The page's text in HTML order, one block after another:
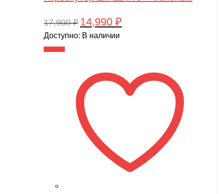
17,900₽ Первоначальная
цена
14,990 ₽
Доступно: В наличии